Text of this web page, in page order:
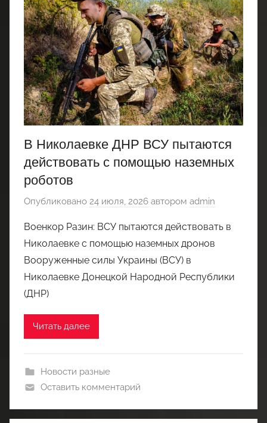
В Николаевке ДНР ВСУ пытаются
действовать с помощью наземных
роботов
Опубликовано 24 июля, 2026 автором admin
Военкор Разин: ВСУ пытаются действовать в
Николаевке с помощью наземных дронов
Вооруженные силы Украины (ВСУ) в
Николаевке Донецкой Народной Республики
(ДНР)
Читать далее
Новости разные
Оставить комментарий